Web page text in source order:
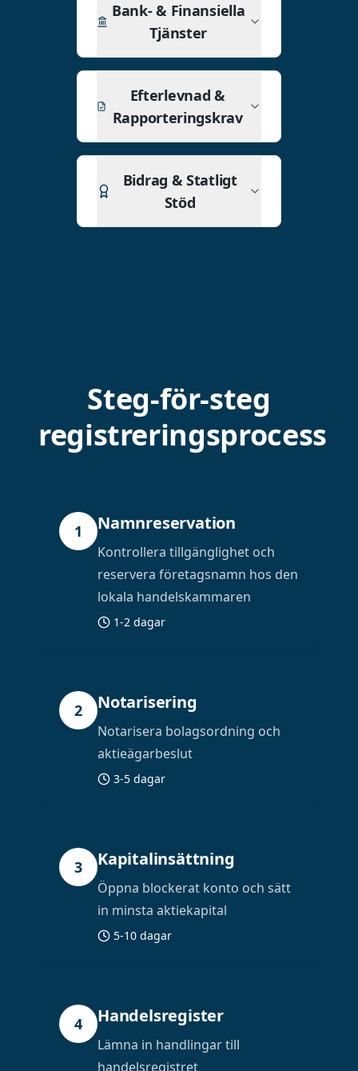
Bank- & Finansiella
Tjänster
Efterlevnad &
Rapporteringskrav
Bidrag & Statligt
Stöd
Steg-för-steg
registreringsprocess
1 Namnreservation
Kontrollera tillgänglighet och
reservera företagsnamn hos den
lokala handelskammaren
1-2 dagar
2 Notarisering
Notarisera bolagsordning och
aktieägarbeslut
3-5 dagar
3 Kapitalinsättning
Öppna blockerat konto och sätt
in minsta aktiekapital
5-10 dagar
4 Handelsregister
Lämna in handlingar till
handelsregistret